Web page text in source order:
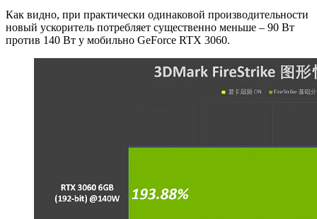
Как видно, при практически одинаковой производительности
новый ускоритель потребляет существенно меньше – 90 Вт
против 140 Вт у мобильно GeForce RTX 3060.